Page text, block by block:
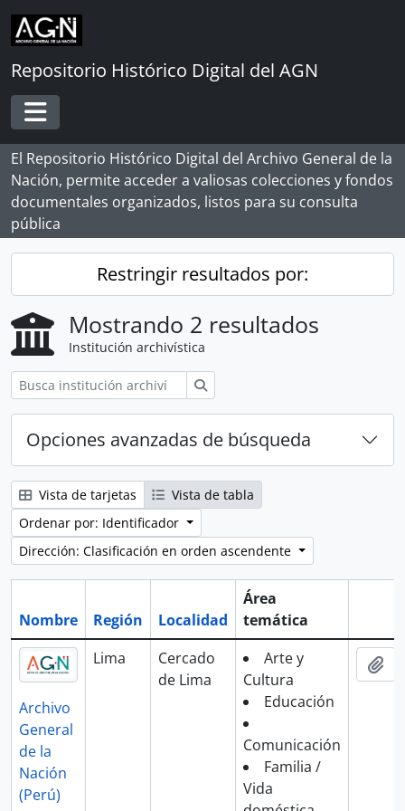
Skip to main content
Repositorio Histórico Digital del AGN
Toggle navigation
El Repositorio Histórico Digital del Archivo General de la
Nación, permite acceder a valiosas colecciones y fondos
documentales organizados, listos para su consulta
pública
Restringir resultados por:
Mostrando 2 resultados
Institución archivística
Opciones avanzadas de búsqueda
Vista de tarjetas
Vista de tabla
Ordenar por: Identificador
Dirección: Clasificación en orden ascendente
Nombre Región Localidad
Área
temática
Archivo
General
de la
Nación
(Perú)
Lima
Cercado
de Lima
Arte y
Cultura
Educación
Comunicación
Familia /
Vida